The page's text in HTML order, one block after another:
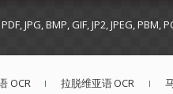
PDF, JPG, BMP, GIF, JP2, JPEG, PBM,
OCR 拉脱维亚语 OCR